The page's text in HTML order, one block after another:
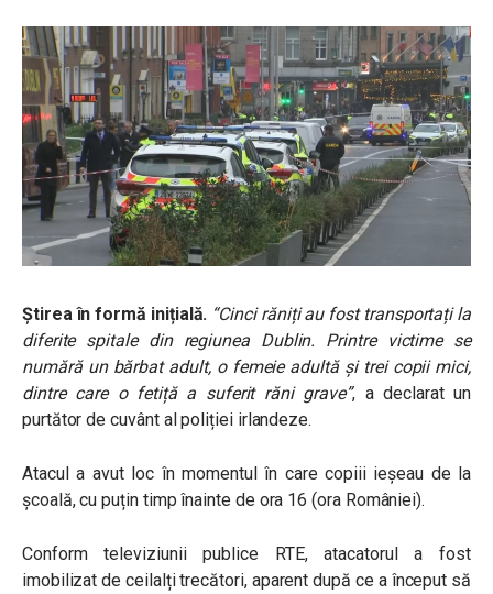
Știrea în formă inițială. “Cinci răniți au fost transportați la
diferite spitale din regiunea Dublin. Printre victime se
numără un bărbat adult, o femeie adultă și trei copii mici,
dintre care o fetiță a suferit răni grave”, a declarat un
purtător de cuvânt al poliției irlandeze.
Atacul a avut loc în momentul în care copiii ieșeau de la
școală, cu puțin timp înainte de ora 16 (ora României).
Conform televiziunii publice RTE, atacatorul a fost
imobilizat de ceilalți trecători, aparent după ce a început să